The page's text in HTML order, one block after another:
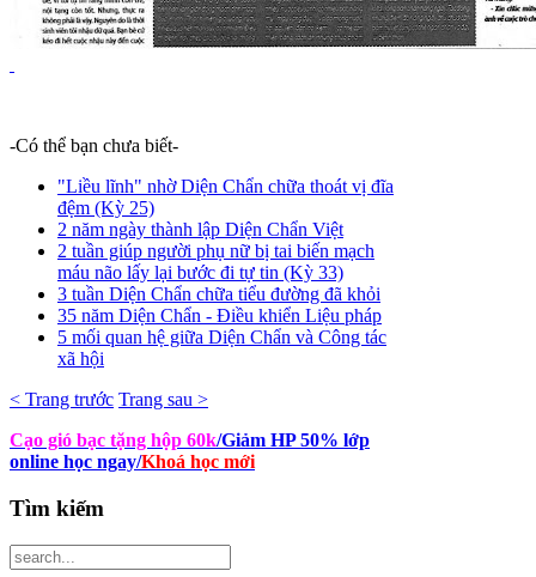
-Có thể bạn chưa biết-
"Liều lĩnh" nhờ Diện Chẩn chữa thoát vị đĩa
đệm (Kỳ 25)
2 năm ngày thành lập Diện Chẩn Việt
2 tuần giúp người phụ nữ bị tai biến mạch
máu não lấy lại bước đi tự tin (Kỳ 33)
3 tuần Diện Chẩn chữa tiểu đường đã khỏi
35 năm Diện Chẩn - Điều khiển Liệu pháp
5 mối quan hệ giữa Diện Chẩn và Công tác
xã hội
< Trang trước Trang sau >
Cạo gió bạc tặng hộp 60k/Giảm HP 50% lớp
online học ngay/Khoá học mới
Tìm kiếm